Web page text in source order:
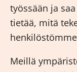
työssään ja
tietää, mitä
Meillä